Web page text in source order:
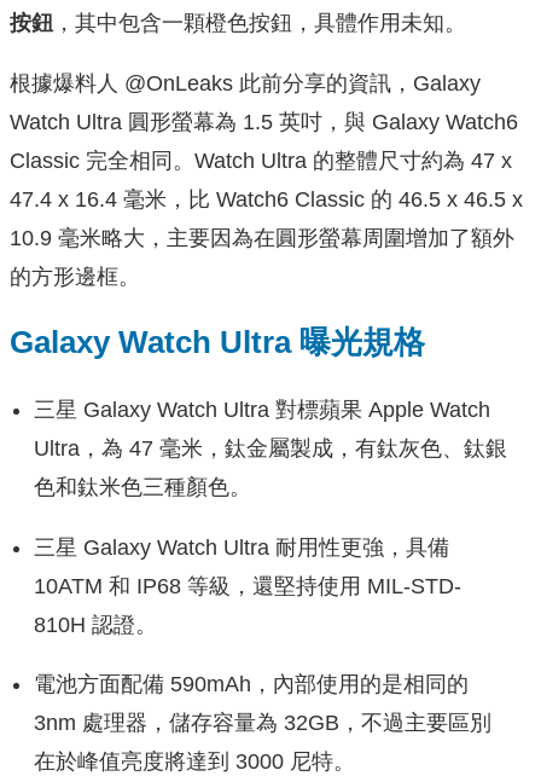
按鈕 ，其中包含一顆橙色按鈕，具體作用未知。
根據爆料人 @OnLeaks 此前分享的資訊，Galaxy
Watch Ultra 圓形螢幕為 1.5 英吋，與 Galaxy Watch6
Classic 完全相同。Watch Ultra 的整體尺寸約為 47 x
47.4 x 16.4 毫米，比 Watch6 Classic 的 46.5 x 46.5 x
10.9 毫米略大，主要因為在圓形螢幕周圍增加了額外
的方形邊框。
Galaxy Watch Ultra 曝光規格
三星 Galaxy Watch Ultra 對標蘋果 Apple Watch
Ultra，為 47 毫米，鈦金屬製成，有鈦灰色、鈦銀
色和鈦米色三種顏色。
三星 Galaxy Watch Ultra 耐用性更強，具備
10ATM 和 IP68 等級，還堅持使用 MIL-STD-
810H 認證。
電池方面配備 590mAh，內部使用的是相同的
3nm 處理器，儲存容量為 32GB，不過主要區別
在於峰值亮度將達到 3000 尼特。